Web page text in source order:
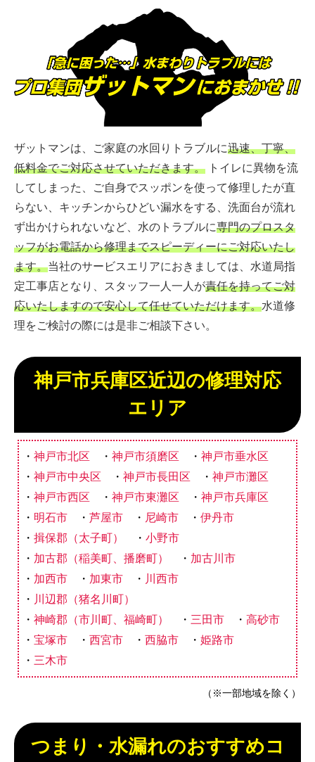
ザットマンは、ご家庭の水回りトラブルに迅速、丁寧、
低料金でご対応させていただきます。 トイレに異物を流
してしまった、ご自身でスッポンを使って修理したが直
らない、キッチンからひどい漏水をする、洗面台が流れ
ず出かけられないなど、水のトラブルに専門のプロスタ
ッフがお電話から修理までスピーディーにご対応いたし
ます。当社のサービスエリアにおきましては、水道局指
定工事店となり、スタッフ一人一人が責任を持ってご対
応いたしますので安心して任せていただけます。水道修
理をご検討の際には是非ご相談下さい。
神戸市兵庫区近辺の修理対応
エリア
神戸市北区 神戸市須磨区
神戸市垂水区
神戸市中央区
神戸市長田区
神戸市灘区
神戸市西区
神戸市東灘区
神戸市兵庫区
明石市
芦屋市 尼崎市
伊丹市
揖保郡（太子町）
小野市
加古郡（稲美町、播磨町）
加古川市
加西市
加東市
川西市
川辺郡（猪名川町）
神崎郡（市川町、福崎町）
三田市
高砂市
宝塚市
西宮市 西脇市
姫路市
三木市
（※一部地域を除く）
つまり・水漏れのおすすめコ